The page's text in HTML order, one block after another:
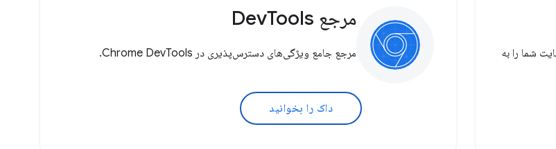
شما را به
مرجع DevTools
مرجع جامع ویژگی‌های دسترس‌پذیری در Chrome DevTools.
داک را بخوانید